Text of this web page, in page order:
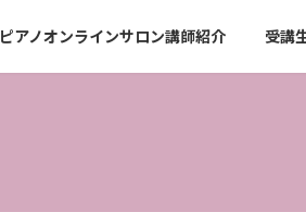
ピアノオンラインサロン講師紹介 受講